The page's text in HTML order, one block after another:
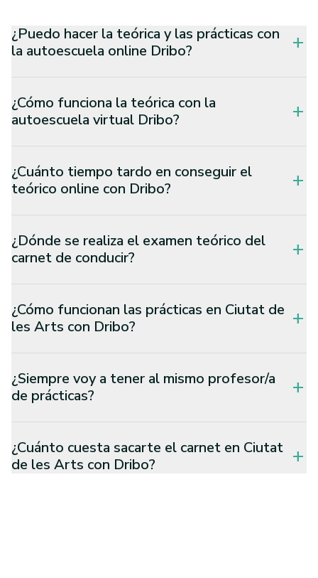
¿Puedo hacer la teórica y las prácticas con
la autoescuela online Dribo?
add
¿Cómo funciona la teórica con la
autoescuela virtual Dribo?
add
¿Cuánto tiempo tardo en conseguir el
teórico online con Dribo?
add
¿Dónde se realiza el examen teórico del
carnet de conducir?
add
¿Cómo funcionan las prácticas en Ciutat de
les Arts con Dribo?
add
¿Siempre voy a tener al mismo profesor/a
de prácticas?
add
¿Cuánto cuesta sacarte el carnet en Ciutat
de les Arts con Dribo?
add